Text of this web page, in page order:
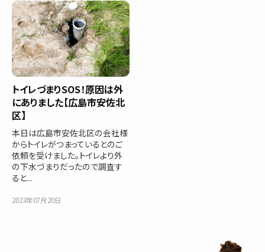
トイレづまりSOS！原因は外
にありました【広島市安佐北
区】
本日は広島市安佐北区の会社様
からトイレがつまっているとのご
依頼を受けました。トイレより外
の下水づまりだったので調査す
ると...
2023年07月20日